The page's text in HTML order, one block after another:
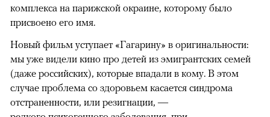
комплекса на парижской окраине, которому было
присвоено его имя.
Новый фильм уступает «Гагарину» в оригинальности:
мы уже видели кино про детей из эмигрантских семей
(даже российских), которые впадали в кому. В этом
случае проблема со здоровьем касается синдрома
отстраненности, или резигнации, —